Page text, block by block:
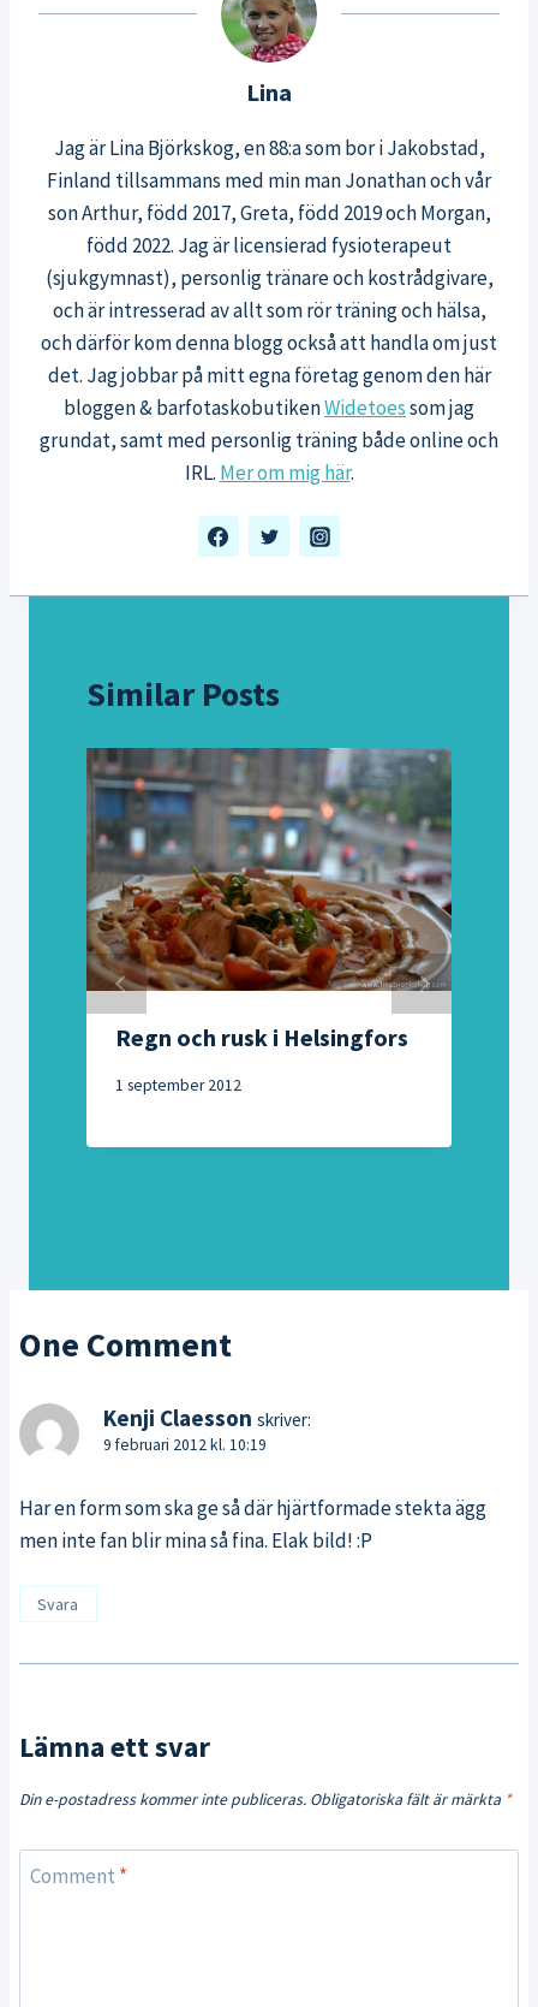
Lina
Jag är Lina Björkskog, en 88:a som bor i Jakobstad,
Finland tillsammans med min man Jonathan och vår
son Arthur, född 2017, Greta, född 2019 och Morgan,
född 2022. Jag är licensierad fysioterapeut
(sjukgymnast), personlig tränare och kostrådgivare,
och är intresserad av allt som rör träning och hälsa,
och därför kom denna blogg också att handla om just
det. Jag jobbar på mitt egna företag genom den här
bloggen & barfotaskobutikenWidetoessom jag
grundat, samt med personlig träning både online och
IRL. Mer om mig här.
Similar Posts
Regn och rusk i Helsingfors
1 september 2012
One Comment
Kenji Claesson skriver:
9 februari 2012 kl. 10:19
Har en form som ska ge så där hjärtformade stekta ägg
men inte fan blir mina så fina. Elak bild! :P
Svara
Lämna ett svar
Din e-postadress kommer inte publiceras. Obligatoriska fält är märkta *
Comment *